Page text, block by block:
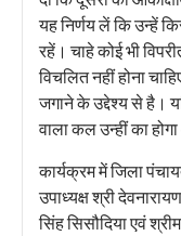
यह निर्णय लें कि उन्हें
रहें। चाहे कोई भी
विचलित नहीं होना
जगाने के उद्देश्य से है।
वाला कल उन्हीं का
कार्यक्रम में जिला
उपाध्यक्ष श्री
सिंह सिसौदिया एवं